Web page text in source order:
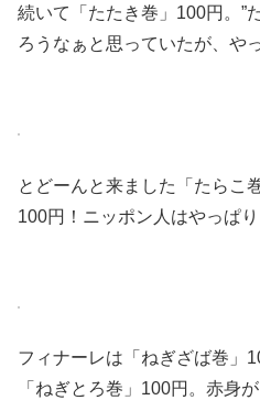
続いて「たたき巻」100円。”
ろうなぁと思っていたが、や
とどーんと来ました「たらこ
100円！ニッポン人はやっぱ
フィナーレは「ねぎざば巻」
「ねぎとろ巻」100円。赤身が